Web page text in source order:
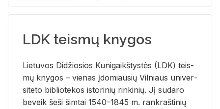
LDK teismų knygos
Lie­tu­vos Di­džio­sios Ku­ni­gaikš­tys­tės (LDK) teis­
mų kny­gos – vie­nas įdo­miau­sių Vil­niaus uni­ver­
si­te­to bi­b­lio­te­kos is­to­ri­nių rin­ki­nių. Jį su­da­ro
be­veik šeši šim­tai 1540–1845 m. rank­raš­ti­nių